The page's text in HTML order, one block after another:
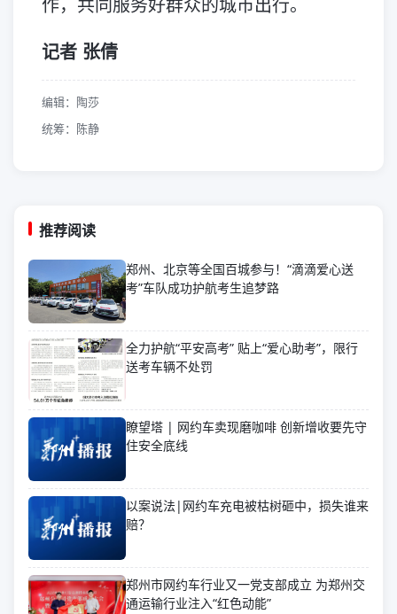
作，共同服务好群众的城市出行。
记者 张倩
编辑：陶莎
统筹：陈静
推荐阅读
郑州、北京等全国百城参与！“滴滴爱心送
考”车队成功护航考生追梦路
全力护航“平安高考” 贴上“爱心助考”，限行
送考车辆不处罚
瞭望塔 | 网约车卖现磨咖啡 创新增收要先守
住安全底线
以案说法|网约车充电被枯树砸中，损失谁来
赔？
郑州市网约车行业又一党支部成立 为郑州交
通运输行业注入“红色动能”